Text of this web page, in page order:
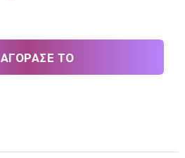
ΑΓΟΡΑΣΕ ΤΟ